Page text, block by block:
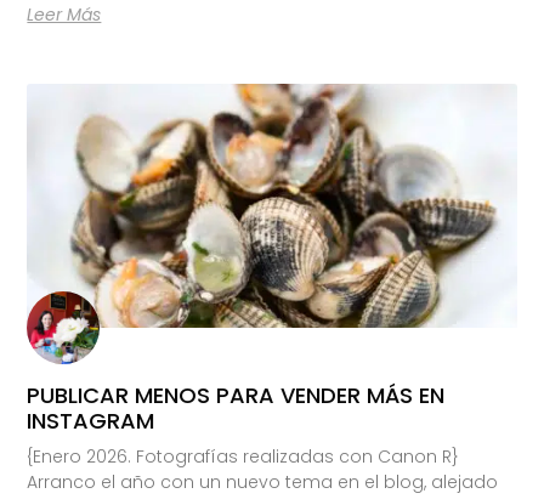
Leer Más
PUBLICAR MENOS PARA VENDER MÁS EN
INSTAGRAM
{Enero 2026. Fotografías realizadas con Canon R}
Arranco el año con un nuevo tema en el blog, alejado